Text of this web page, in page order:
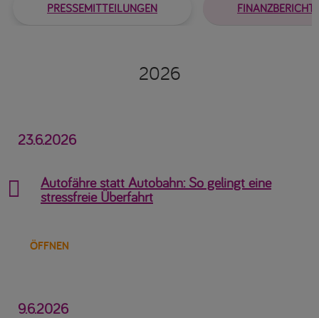
PRESSEMITTEILUNGEN
2026
23.6.2026

Autofähre statt Autobahn: So gelingt eine
stressfreie Überfahrt
ÖFFNEN
9.6.2026